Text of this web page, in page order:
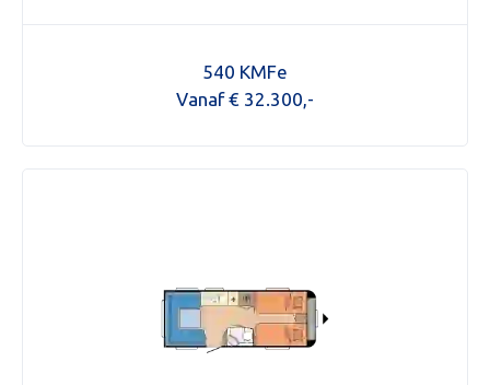
540 KMFe
Vanaf € 32.300,-